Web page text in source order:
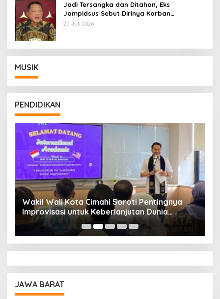
Jadi Tersangka dan Ditahan, Eks
Jampidsus Sebut Dirinya Korban
Kriminalisasi
25 Juli 2026
MUSIK
PENDIDIKAN
Wakil Wali Kota Cimahi Soroti Pentingnya
Improvisasi untuk Keberlanjutan Dunia
Pendidikan
JAWA BARAT